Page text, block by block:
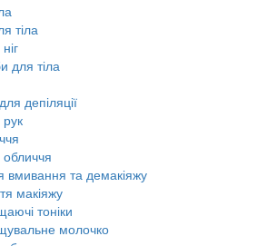
тіла
для тіла
депіляції
вмивання та демакіяжу
макіяжу
тоніки
молочко